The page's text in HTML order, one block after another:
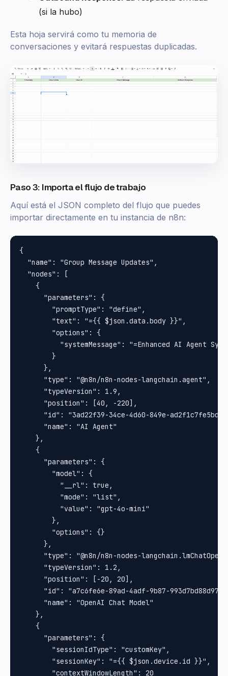
(si la hubo)
Esta hoja servirá como tu memoria de
conversaciones y evitará respuestas duplicadas.
Paso 3: Importa el flujo de trabajo
Aquí está el JSON completo del flujo que puedes
importar directamente en tu instancia de n8n:
{
  "name": "Group Message Updates",
  "nodes": [
    {
      "parameters": {
        "promptType": "define",
        "text": "={{ $json.data.body }}",
        "options": {
"systemMessage": "=Enhanced AI Agent
        }
      },
      "type": "@n8n/n8n-nodes-langchain.agent",
      "typeVersion": 1.9,
      "position": [40, -220],
      "id": "3ad22f39-34ce-4d60-849e-ad2f1c7fe5bd",
      "name": "AI Agent"
    },
    {
      "parameters": {
        "model": {
          "__rl": true,
          "mode": "list",
          "value": "gpt-4o-mini"
        },
        "options": {}
      },
"type": "@n8n/n8n-nodes-
      "typeVersion": 1.2,
      "position": [-20, 20],
      "id": "a7c6fe6e-89ad-4adf-9b87-993d7bd88d97",
      "name": "OpenAI Chat Model"
    },
    {
      "parameters": {
        "sessionIdType": "customKey",
        "sessionKey": "={{ $json.device.id }}",
        "contextWindowLength": 20